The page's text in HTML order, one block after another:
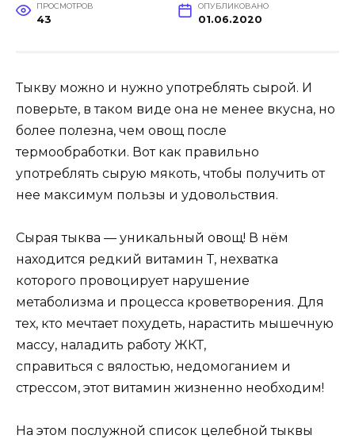
ПРОСМОТРОВ
43
ОПУБЛИКОВАНО
01.06.2020
Тыкву можно и нужно употреблять сырой. И
поверьте, в таком виде она не менее вкусна, но
более полезна, чем овощ после
термообработки. Вот как правильно
употреблять сырую мякоть, чтобы получить от
нее максимум пользы и удовольствия.
Сырая тыква — уникальный овощ! В нём
находится редкий витамин Т, нехватка
которого провоцирует нарушение
метаболизма и процесса кроветворения. Для
тех, кто мечтает похудеть, нарастить мышечную
массу, наладить работу ЖКТ,
справиться с вялостью, недомоганием и
стрессом, этот витамин жизненно необходим!
На этом послужной список целебной тыквы